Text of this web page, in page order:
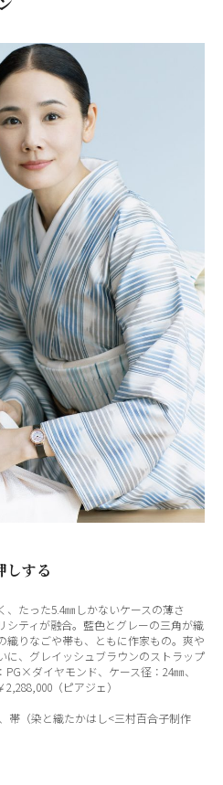
しする
たった5.4㎜しかないケースの薄さ
シティが融合。藍色とグレーの三角が織
織りなごや帯も、ともに作家もの。爽や
に、グレイッシュブラウンのストラップ
ダイヤモンド、ケース径：24㎜、
（ピアジェ）
帯（染と織たかはし<三村百合子制作